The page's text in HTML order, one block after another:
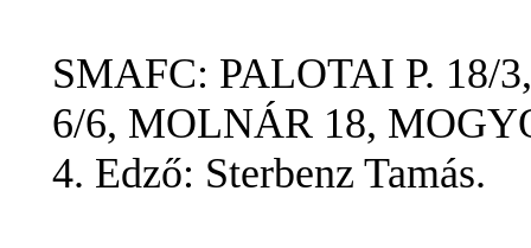
SMAFC: PALOTAI P. 18/
6/6, MOLNÁR 18,
4. Edző: Sterbenz Tamás.